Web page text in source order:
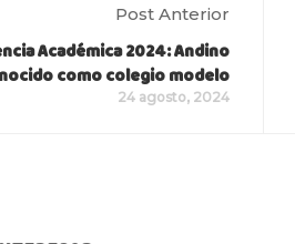
Post Anterior
Académica 2024: Andino
como colegio modelo
24 agosto, 2024